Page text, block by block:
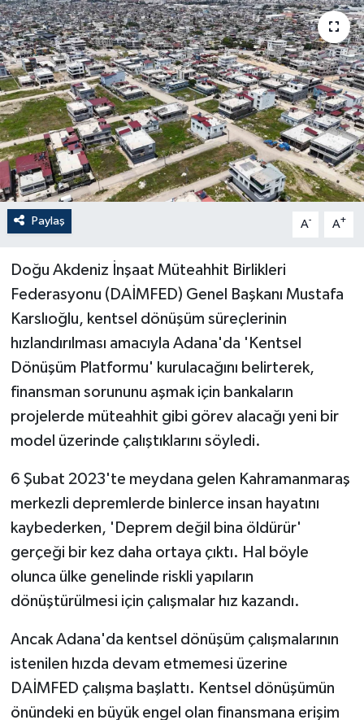
Paylaş A- A+
Doğu Akdeniz İnşaat Müteahhit Birlikleri
Federasyonu (DAİMFED) Genel Başkanı Mustafa
Karslıoğlu, kentsel dönüşüm süreçlerinin
hızlandırılması amacıyla Adana'da 'Kentsel
Dönüşüm Platformu' kurulacağını belirterek,
finansman sorununu aşmak için bankaların
projelerde müteahhit gibi görev alacağı yeni bir
model üzerinde çalıştıklarını söyledi.
6 Şubat 2023'te meydana gelen Kahramanmaraş
merkezli depremlerde binlerce insan hayatını
kaybederken, 'Deprem değil bina öldürür'
gerçeği bir kez daha ortaya çıktı. Hal böyle
olunca ülke genelinde riskli yapıların
dönüştürülmesi için çalışmalar hız kazandı.
Ancak Adana'da kentsel dönüşüm çalışmalarının
istenilen hızda devam etmemesi üzerine
DAİMFED çalışma başlattı. Kentsel dönüşümün
önündeki en büyük engel olan finansmana erişim